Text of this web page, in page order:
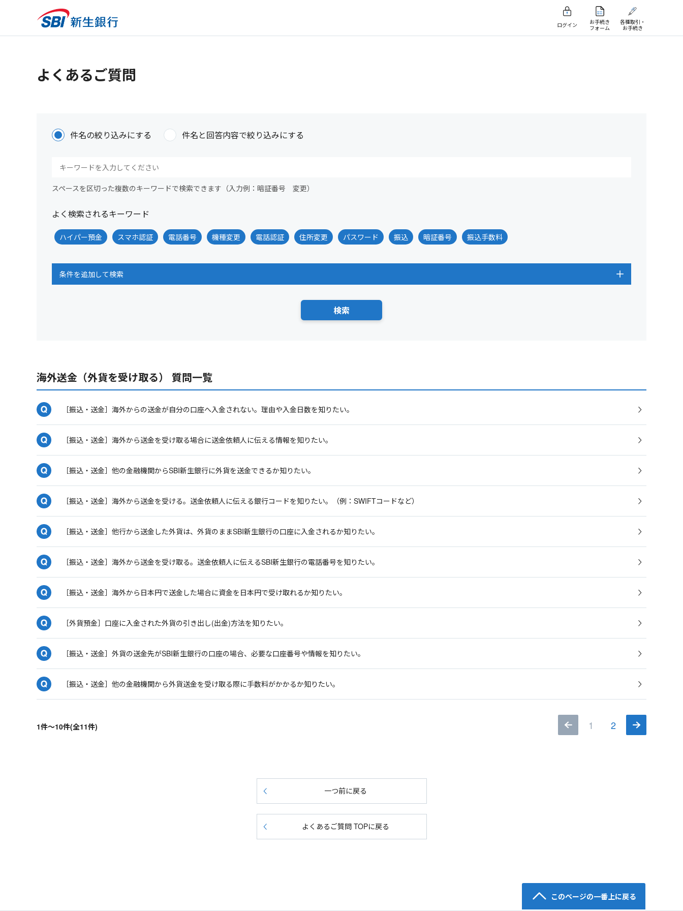
ログイン
お手続き
フォーム
各種取引・
お手続き
よくあるご質問
件名の絞り込みにする 件名と回答内容で絞り込みにする
スペースを区切った複数のキーワードで検索できます（入力例：暗証番号 変更）
よく検索されるキーワード
ハイパー預金 スマホ認証 電話番号 機種変更 電話認証 住所変更 パスワード 振込 暗証番号 振込手数料
条件を追加して検索
海外送金（外貨を受け取る） 質問一覧
［振込・送金］海外からの送金が自分の口座へ入金されない。理由や入金日数を知りたい。
［振込・送金］海外から送金を受け取る場合に送金依頼人に伝える情報を知りたい。
［振込・送金］他の金融機関からSBI新生銀行に外貨を送金できるか知りたい。
［振込・送金］海外から送金を受ける。送金依頼人に伝える銀行コードを知りたい。（例：SWIFTコードなど）
［振込・送金］他行から送金した外貨は、外貨のままSBI新生銀行の口座に入金されるか知りたい。
［振込・送金］海外から送金を受け取る。送金依頼人に伝えるSBI新生銀行の電話番号を知りたい。
［振込・送金］海外から日本円で送金した場合に資金を日本円で受け取れるか知りたい。
［外貨預金］口座に入金された外貨の引き出し(出金)方法を知りたい。
［振込・送金］外貨の送金先がSBI新生銀行の口座の場合、必要な口座番号や情報を知りたい。
［振込・送金］他の金融機関から外貨送金を受け取る際に手数料がかかるか知りたい。
1件～10件(全11件) 1 2
一つ前に戻る
よくあるご質問 TOPに戻る
このページの一番上に戻る